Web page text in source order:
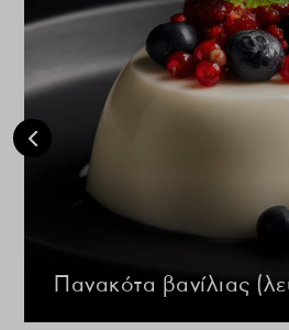
Πανακότα βανίλιας